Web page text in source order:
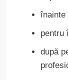
înainte
pentru
după